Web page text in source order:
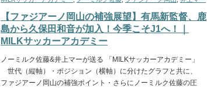
【ファジアーノ岡山の補強展望】有馬新監督、鹿
島から久保田和音が加入！今季こそJ1へ！｜
MILKサッカーアカデミー
ノーミルク佐藤&井上マーが送る 「MILKサッカーアカデミー」
世代（縦軸）・ポジション（横軸）に分けたグラフと共に、
ファジアーノ岡山の補強ポイント・さらにノーミルク佐藤の圧